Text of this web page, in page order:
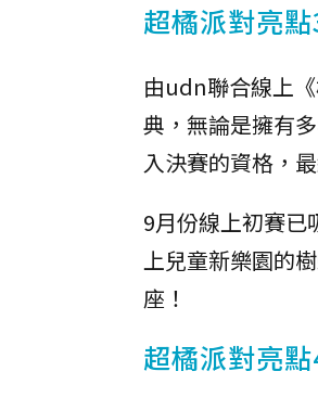
超橘派對亮
由udn聯合線上
典，無論是擁有
入決賽的資格，
9月份線上初賽已
上兒童新樂園的
座！
超橘派對亮